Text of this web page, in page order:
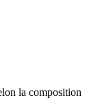
la composition